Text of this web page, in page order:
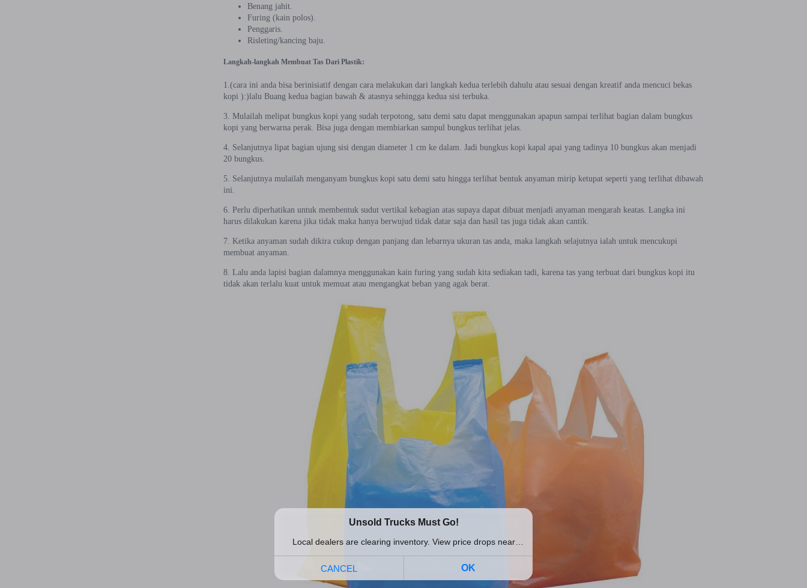
Benang jahit.
Furing (kain polos).
Penggaris.
Risleting/kancing baju.
Langkah-langkah Membuat Tas Dari Plastik:
1.(cara ini anda bisa berinisiatif dengan cara melakukan dari langkah kedua terlebih dahulu atau sesuai dengan kreatif anda mencuci bekas
kopi ):)lalu Buang kedua bagian bawah & atasnya sehingga kedua sisi terbuka.
3. Mulailah melipat bungkus kopi yang sudah terpotong, satu demi satu dapat menggunakan apapun sampai terlihat bagian dalam bungkus
kopi yang berwarna perak. Bisa juga dengan membiarkan sampul bungkus terlihat jelas.
4. Selanjutnya lipat bagian ujung sisi dengan diameter 1 cm ke dalam. Jadi bungkus kopi kapal apai yang tadinya 10 bungkus akan menjadi
20 bungkus.
5. Selanjutnya mulailah menganyam bungkus kopi satu demi satu hingga terlihat bentuk anyaman mirip ketupat seperti yang terlihat dibawah
ini.
6. Perlu diperhatikan untuk membentuk sudut vertikal kebagian atas supaya dapat dibuat menjadi anyaman mengarah keatas. Langka ini
harus dilakukan karena jika tidak maka hanya berwujud tidak datar saja dan hasil tas juga tidak akan cantik.
7. Ketika anyaman sudah dikira cukup dengan panjang dan lebarnya ukuran tas anda, maka langkah selajutnya ialah untuk mencukupi
membuat anyaman.
8. Lalu anda lapisi bagian dalamnya menggunakan kain furing yang sudah kita sediakan tadi, karena tas yang terbuat dari bungkus kopi itu
tidak akan terlalu kuat untuk memuat atau mengangkat beban yang agak berat.